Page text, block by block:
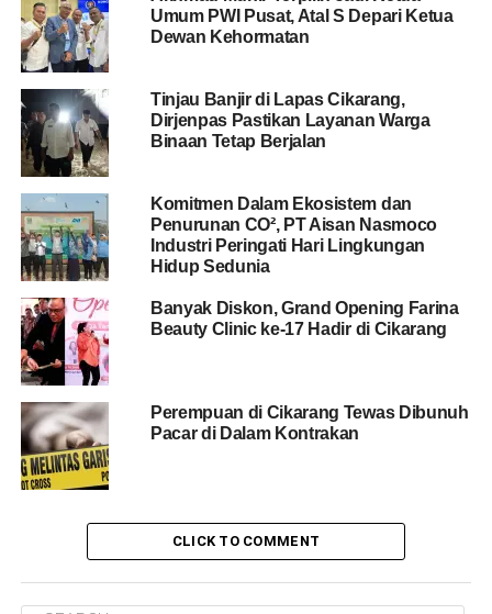
Umum PWI Pusat, Atal S Depari Ketua
Dewan Kehormatan
Tinjau Banjir di Lapas Cikarang,
Dirjenpas Pastikan Layanan Warga
Binaan Tetap Berjalan
Komitmen Dalam Ekosistem dan
Penurunan CO², PT Aisan Nasmoco
Industri Peringati Hari Lingkungan
Hidup Sedunia
Banyak Diskon, Grand Opening Farina
Beauty Clinic ke-17 Hadir di Cikarang
Perempuan di Cikarang Tewas Dibunuh
Pacar di Dalam Kontrakan
CLICK TO COMMENT